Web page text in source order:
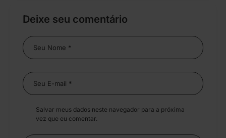
Deixe seu comentário
Salvar meus dados neste navegador para a próxima
vez que eu comentar.